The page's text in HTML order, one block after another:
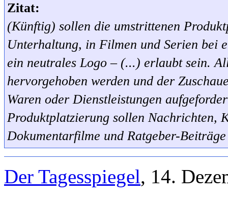
Zitat:
(Künftig) sollen die umstrittenen
Unterhaltung, in Filmen und Serien bei
ein neutrales Logo – (...) erlaubt sein.
hervorgehoben werden und der
Waren oder Dienstleistungen
Produktplatzierung sollen Nachrichten,
Dokumentarfilme und Ratgeber-
Der Tagesspiegel, 14.